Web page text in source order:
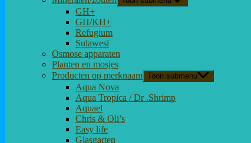
GH+
GH/KH+
Refugium
Sulawesi
Osmose apparaten
Planten en mosjes
Producten op merknaam Toon submenu
Aqua Nova
Aqua Tropica / Dr .Shrimp
Aquael
Chris & Oli’s
Easy life
Glasgarten